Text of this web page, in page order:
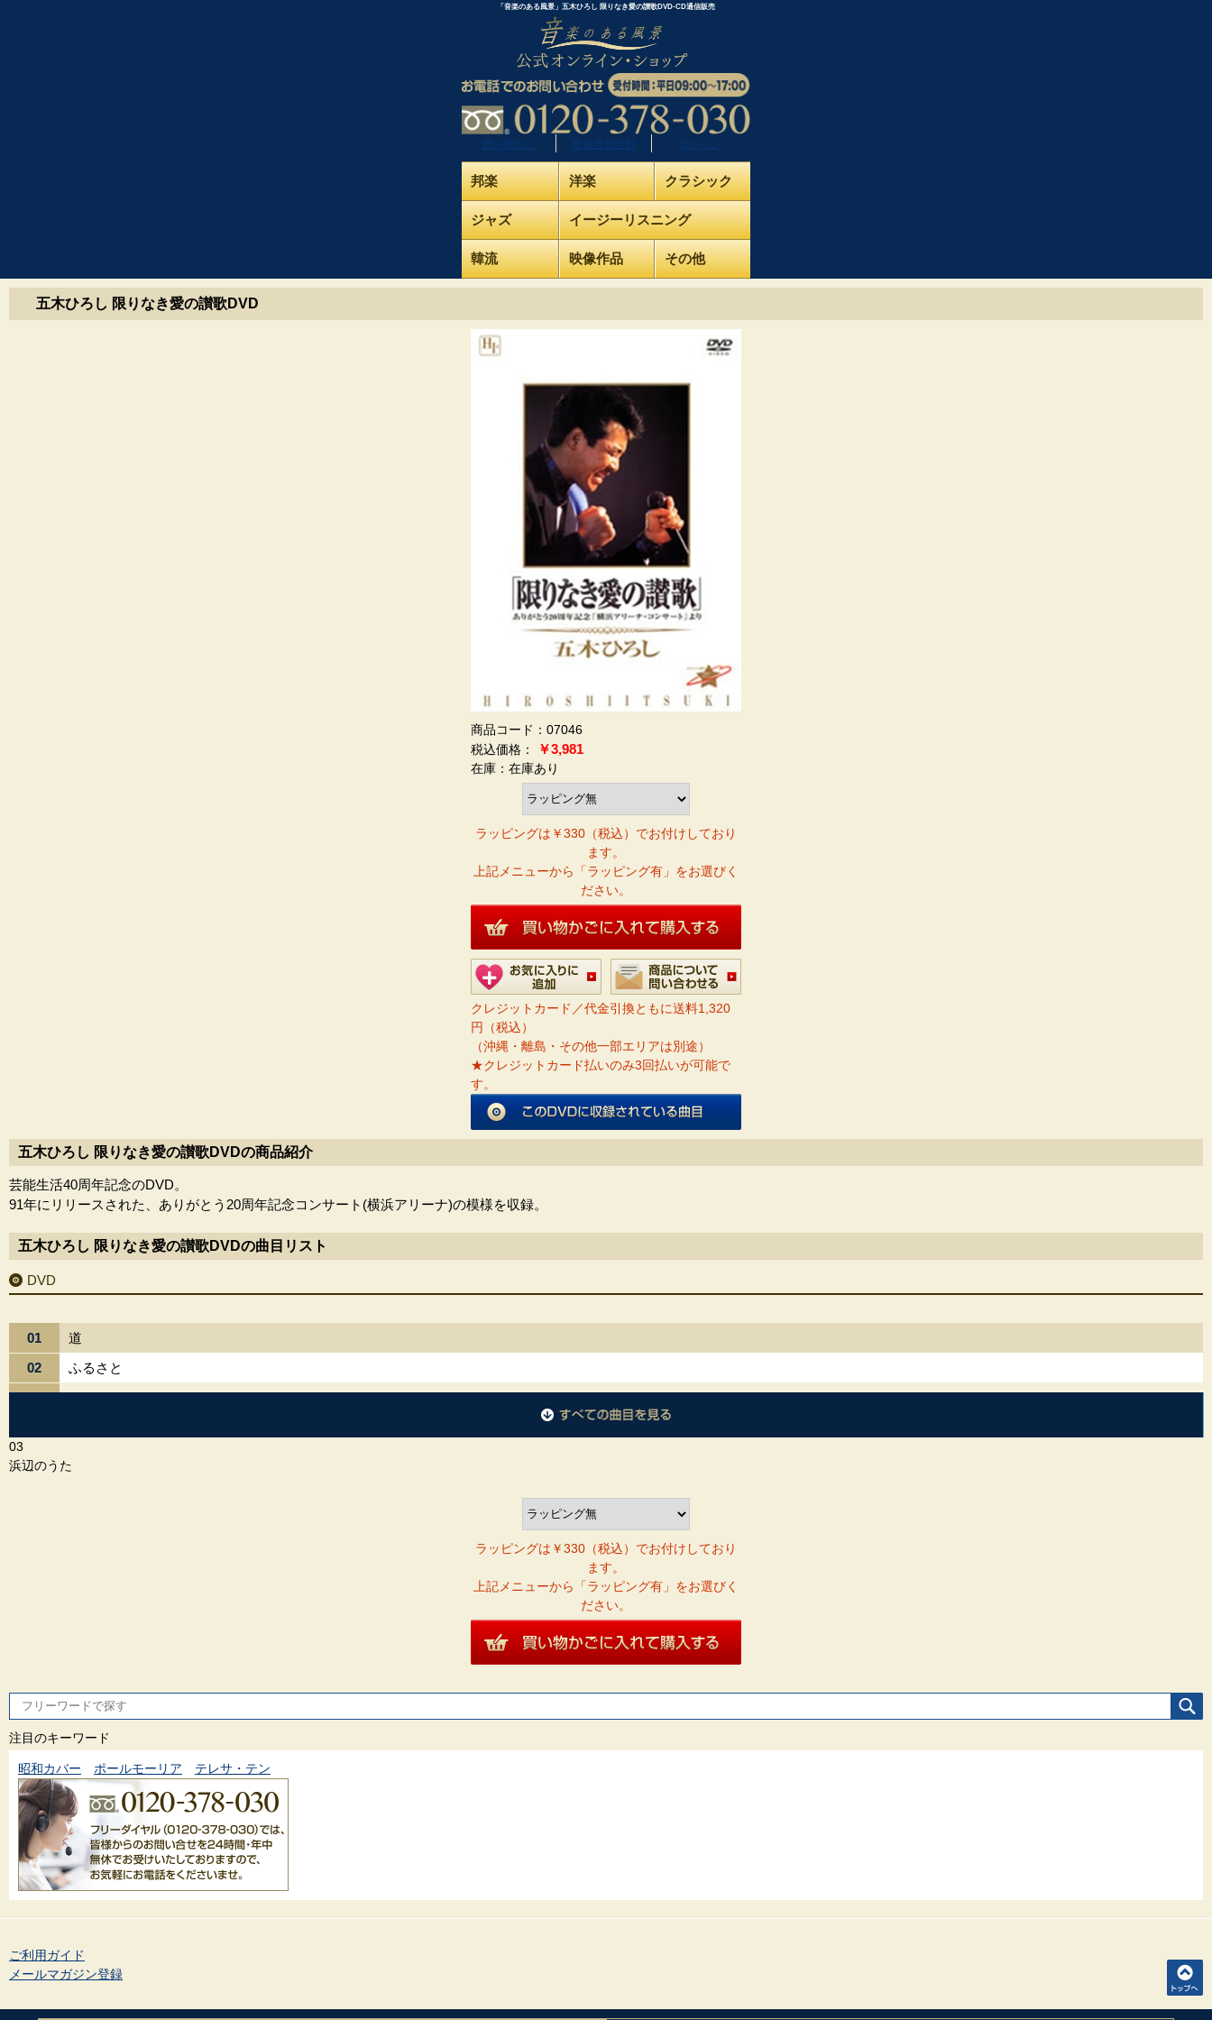
「音楽のある風景」五木ひろし 限りなき愛の讃歌DVD-CD通信販売
買い物かご 新規会員登録 ログイン
邦楽 洋楽 クラシック
ジャズ イージーリスニング
韓流 映像作品 その他
五木ひろし 限りなき愛の讃歌DVD
商品コード：07046
￥3,981
在庫：在庫あり
ラッピングは￥330（税込）でお付けしており
ます。
上記メニューから「ラッピング有」をお選びく
ださい。
クレジットカード／代金引換ともに送料1,320
円（税込）
（沖縄・離島・その他一部エリアは別途）
★クレジットカード払いのみ3回払いが可能で
す。
五木ひろし 限りなき愛の讃歌DVDの商品紹介
芸能生活40周年記念のDVD。
91年にリリースされた、ありがとう20周年記念コンサート(横浜アリーナ)の模様を収録。
五木ひろし 限りなき愛の讃歌DVDの曲目リスト
DVD
01
道
02
ふるさと
03
浜辺のうた
ラッピングは￥330（税込）でお付けしており
ます。
上記メニューから「ラッピング有」をお選びく
ださい。
注目のキーワード
昭和カバー ポールモーリア テレサ・テン
ご利用ガイド
メールマガジン登録